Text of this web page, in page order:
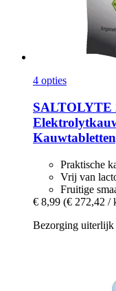
4 opties
SALTOLYTE
Praktische
Vrij van
Fruitige
€ 8,99 (€ 272,42 /
Bezorging uiterlijk